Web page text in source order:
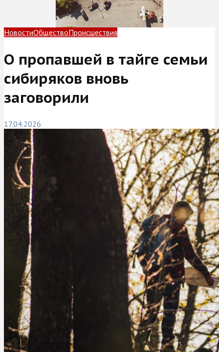
НовостиОбществоПроисшествия
О пропавшей в тайге семьи
сибиряков вновь
заговорили
17.04.2026